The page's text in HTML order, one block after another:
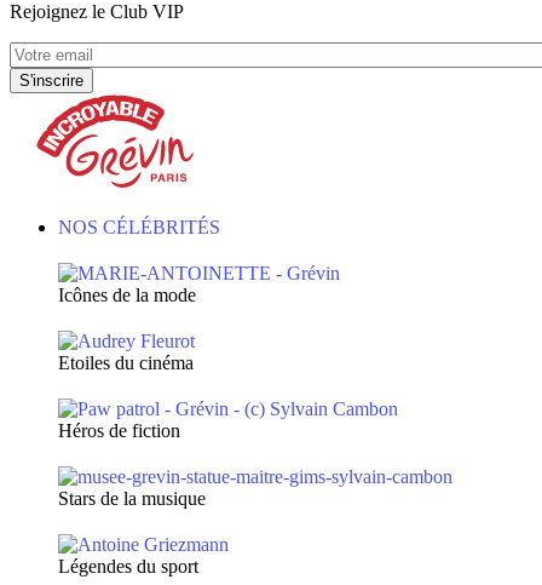
Rejoignez le Club VIP
NOS CÉLÉBRITÉS
Icônes de la mode
Etoiles du cinéma
Héros de fiction
Stars de la musique
Légendes du sport